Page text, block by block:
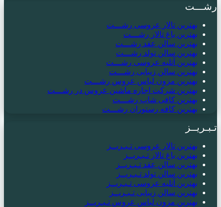
رشـــت
بهترین تالار عروسی رشـــت
بهترین باغ تالار رشـــت
بهترین سالن عقد رشـــت
بهترین سالن تولد رشـــت
بهترین آتلیه عروسی رشـــت
بهترین سالن زیبایی رشـــت
بهترین مزون لباس عروس رشـــت
بهترین شرکت اجاره ماشین عروس در رشـــت
بهترین کافی شاپ رشـــت
بهترین کافه رستوران رشـــت
تـبـریــز
بهترین تالار عروسی تـبـریــز
بهترین باغ تالار تـبـریــز
بهترین سالن عقد تـبـریــز
بهترین سالن تولد تـبـریــز
بهترین آتلیه عروسی تـبـریــز
بهترین سالن زیبایی تـبـریــز
بهترین مزون لباس عروس تـبـریــز